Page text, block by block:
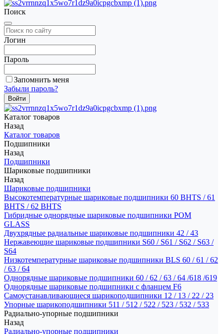
Поиск
Логин
Пароль
Запомнить меня
Забыли пароль?
Каталог товаров
Назад
Каталог товаров
Подшипники
Назад
Подшипники
Шариковые подшипники
Назад
Шариковые подшипники
Высокотемпературные шариковые подшипники 60 BHTS / 61
BHTS / 62 BHTS
Гибридные однорядные шариковые подшипники POM
GLASS
Двухрядные радиальные шариковые подшипники 42 / 43
Нержавеющие шариковые подшипники S60 / S61 / S62 / S63 /
S64
Низкотемпературные шариковые подшипники BLS 60 / 61 / 62
/ 63 / 64
Однорядные шариковые подшипники 60 / 62 / 63 / 64 /618 /619
Однорядные шариковые подшипники с фланцем F6
Самоустанавливающиеся шарикоподшипники 12 / 13 / 22 / 23
Упорные шарикоподшипники 511 / 512 / 522 / 523 / 532 / 533
Радиально-упорные подшипники
Назад
Радиально-упорные подшипники